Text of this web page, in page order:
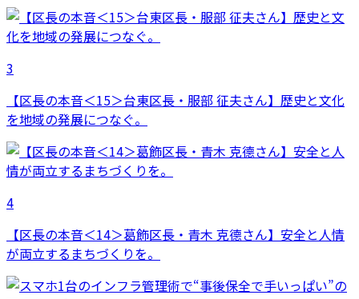
3
【区長の本音＜15＞台東区長・服部 征夫さん】歴史と文化
を地域の発展につなぐ。
4
【区長の本音＜14＞葛飾区長・青木 克德さん】安全と人情
が両立するまちづくりを。